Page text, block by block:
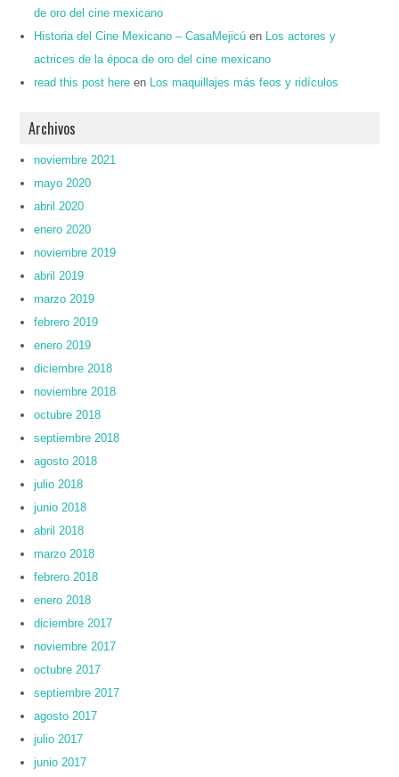
de oro del cine mexicano
Historia del Cine Mexicano – CasaMejicú en
Los actores y
actrices de la época de oro del cine mexicano
read this post here en Los maquillajes más feos y ridículos
Archivos
noviembre 2021
mayo 2020
abril 2020
enero 2020
noviembre 2019
abril 2019
marzo 2019
febrero 2019
enero 2019
diciembre 2018
noviembre 2018
octubre 2018
septiembre 2018
agosto 2018
julio 2018
junio 2018
abril 2018
marzo 2018
febrero 2018
enero 2018
diciembre 2017
noviembre 2017
octubre 2017
septiembre 2017
agosto 2017
julio 2017
junio 2017